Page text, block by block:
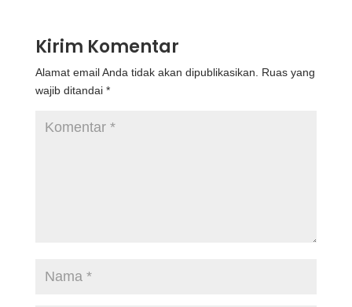
Kirim Komentar
Alamat email Anda tidak akan dipublikasikan. Ruas yang
wajib ditandai *